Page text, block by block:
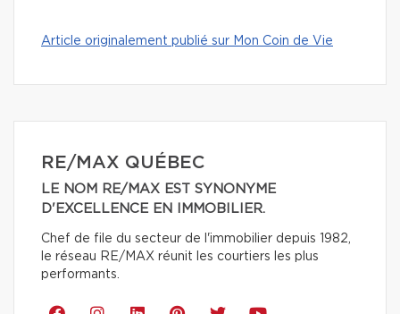
Article originalement publié sur Mon Coin de Vie
RE/MAX QUÉBEC
LE NOM RE/MAX EST SYNONYME
D'EXCELLENCE EN IMMOBILIER.
Chef de file du secteur de l'immobilier depuis 1982,
le réseau RE/MAX réunit les courtiers les plus
performants.